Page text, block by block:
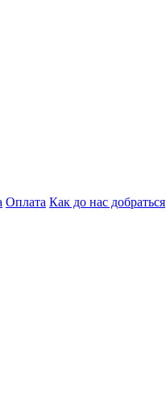
Оплата Как до нас добраться